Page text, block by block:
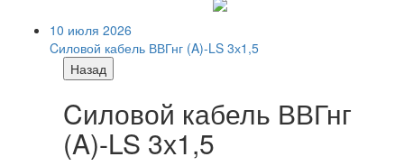
10 июля 2026
Cиловой кабель ВВГнг (A)-LS 3х1,5
Назад
Cиловой кабель ВВГнг
(A)-LS 3х1,5